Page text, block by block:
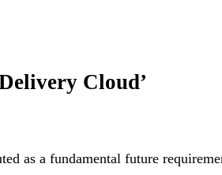
Cloud’
as a fundamental future